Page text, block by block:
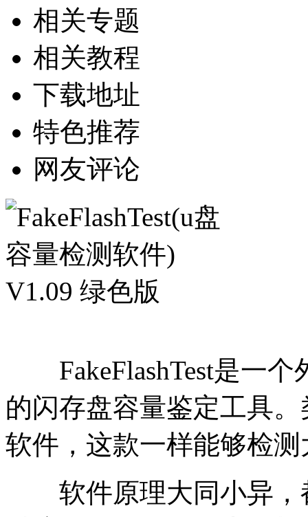
相关专题
相关教程
下载地址
特色推荐
网友评论
FakeFlashTest是一个
的闪存盘容量鉴定工具
软件，这款一样能够检
软件原理大同小异，